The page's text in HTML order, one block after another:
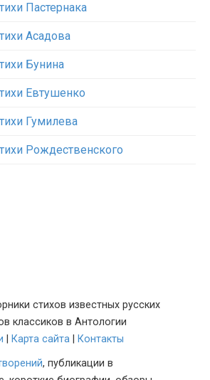
Пастернака
Асадова
Бунина
Евтушенко
Гумилева
Рождественского
стихов известных русских
классиков в Антологии
Карта сайта
Контакты
, публикации в